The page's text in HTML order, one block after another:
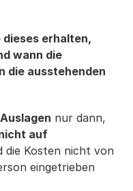
dieses erhalten,
wann die
die ausstehenden
nur dann,
auf
die Kosten nicht von
eingetrieben